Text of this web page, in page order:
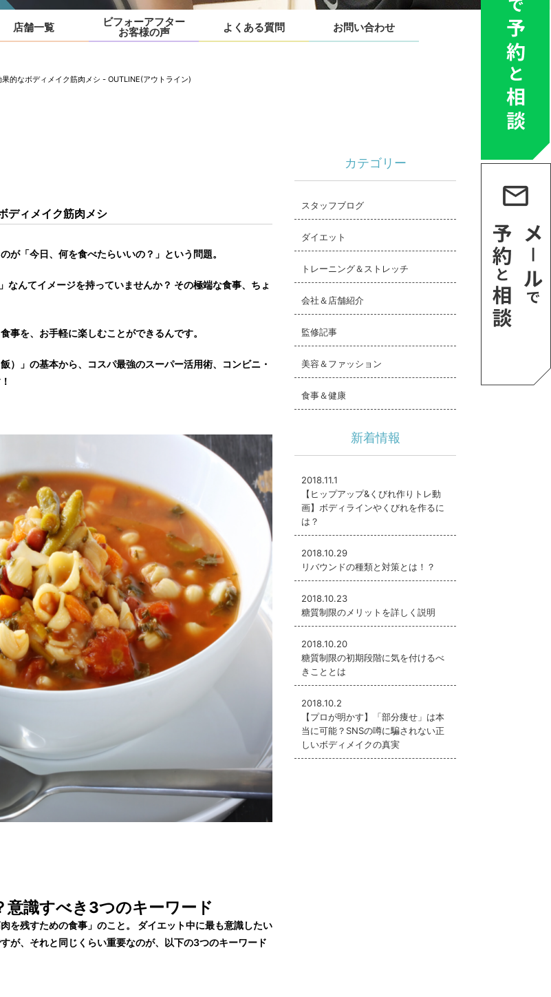
店舗一覧 ビフォーアフター
お客様の声 よくある質問 お問い合わせ
的なボディメイク筋肉メシ - OUTLINE(アウトライン)
ディメイク筋肉メシ
が「今日、何を食べたらいいの？」という問題。
なんてイメージを持っていませんか？ その極端な食事、ちょ
事を、お手軽に楽しむことができるんです。
）」の基本から、コスパ最強のスーパー活用術、コンビニ・
識すべき3つのキーワード
を残すための食事」 のこと。 ダイエット中に最も意識したい
が、それと同じくらい重要なのが、以下の3つのキーワード
カテゴリー
スタッフブログ
ダイエット
トレーニング＆ストレッチ
会社＆店舗紹介
監修記事
美容＆ファッション
食事＆健康
新着情報
2018.11.1
【ヒップアップ&くびれ作りトレ動
画】ボディラインやくびれを作るに
は？
2018.10.29
リバウンドの種類と対策とは！？
2018.10.23
糖質制限のメリットを詳しく説明
2018.10.20
糖質制限の初期段階に気を付けるべ
きこととは
2018.10.2
【プロが明かす】「部分痩せ」は本
当に可能？SNSの噂に騙されない正
しいボディメイクの真実